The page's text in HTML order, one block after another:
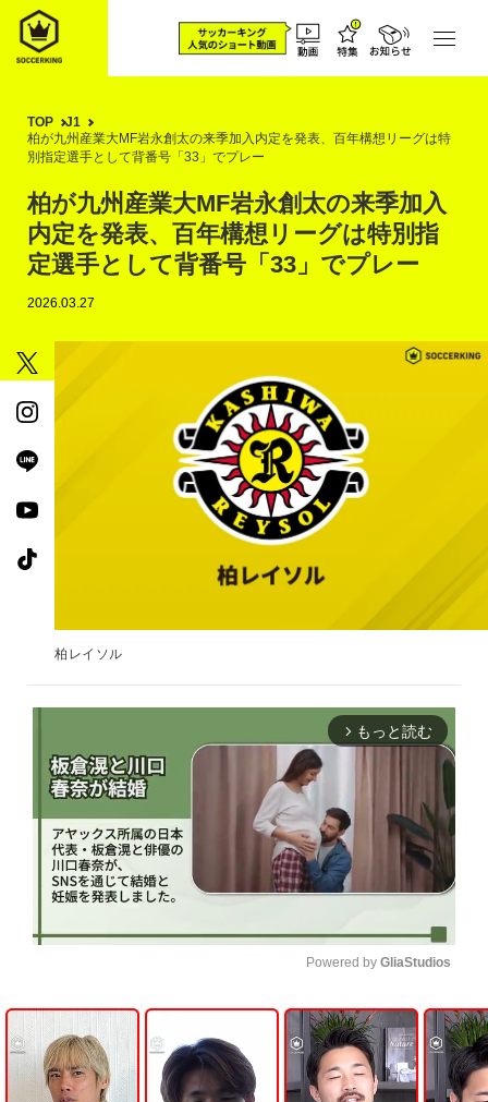
TOP
J1
柏が九州産業大MF岩永創太の来季加入内定を発表、百年構想リーグは特
別指定選手として背番号「33」でプレー
柏が九州産業大MF岩永創太の来季加入
内定を発表、百年構想リーグは特別指
定選手として背番号「33」でプレー
2026.03.27
柏レイソル
arrow_forward_ios もっと読む
U
n
m
u
t
Powered by GliaStudios